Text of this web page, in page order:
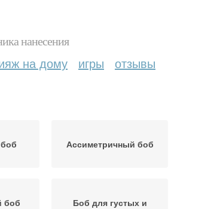
нанесения
на дому игры отзывы
Ассиметричный боб
боб Боб для густых и